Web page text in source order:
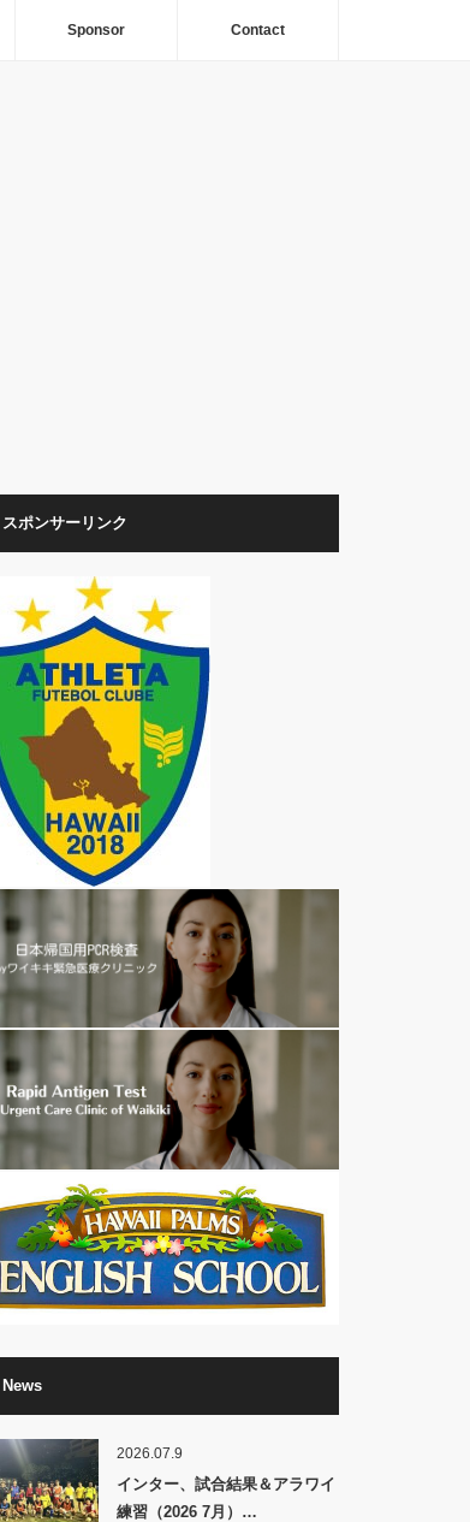
Sponsor Contact
スポンサーリンク
News
2026.07.9
インター、試合結果＆アラワイ
練習（2026 7月）…